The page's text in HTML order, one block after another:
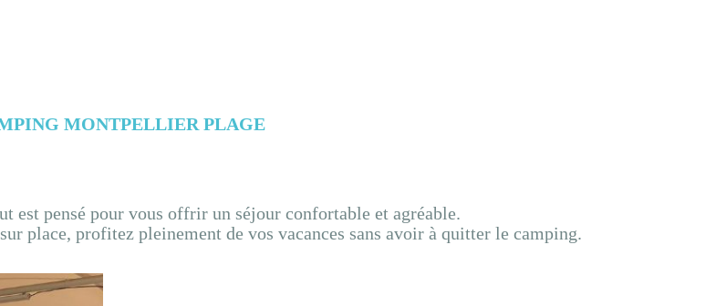
MONTPELLIER PLAGE
est pensé pour vous offrir un séjour confortable et agréable.
place, profitez pleinement de vos vacances sans avoir à quitter le camping.